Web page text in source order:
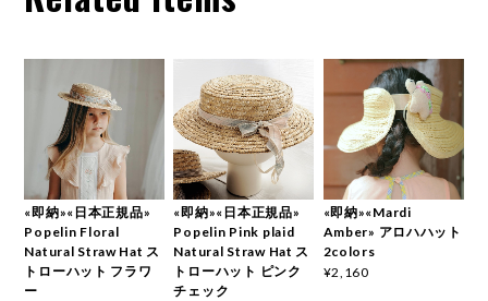
«即納»«日本正規品»
Popelin Floral
Natural Straw Hat ス
トローハット フラワ
ー
«即納»«日本正規品»
Popelin Pink plaid
Natural Straw Hat ス
トローハット ピンク
チェック
«即納»«Mardi
Amber» アロハハット
2colors
¥2,160